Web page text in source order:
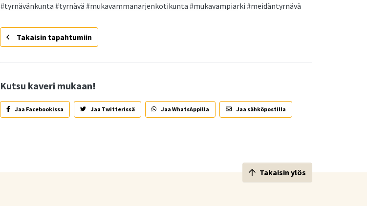
#tyrnävänkunta #tyrnävä #mukavammanarjenkotikunta #mukavampiarki #meidäntyrnävä
Takaisin tapahtumiin
Kutsu kaveri mukaan!
Jaa Facebookissa Jaa Twitterissä Jaa WhatsAppilla Jaa sähköpostilla
Takaisin ylös